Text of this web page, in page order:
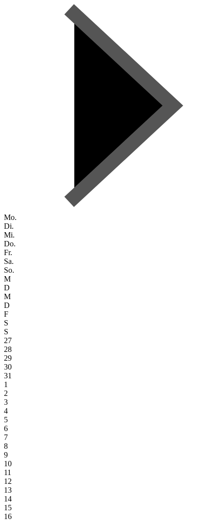
Mo.
Di.
Mi.
Do.
Fr.
Sa.
So.
M
D
M
D
F
S
S
27
28
29
30
31
1
2
3
4
5
6
7
8
9
10
11
12
13
14
15
16